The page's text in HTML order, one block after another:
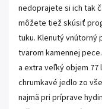
nedoprajete si ich tak
môžete tiež skúsiť
tuku. Klenutý vnútorný
tvarom kamennej
a extra veľký objem
chrumkavé jedlo zo
najmä pri príprave